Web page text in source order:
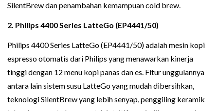
SilentBrew dan penambahan kemampuan cold brew.
2. Philips 4400 Series LatteGo (EP4441/50)
Philips 4400 Series LatteGo (EP4441/50) adalah mesin kopi
espresso otomatis dari Philips yang menawarkan kinerja
tinggi dengan 12 menu kopi panas dan es. Fitur unggulannya
antara lain sistem susu LatteGo yang mudah dibersihkan,
teknologi SilentBrew yang lebih senyap, penggiling keramik